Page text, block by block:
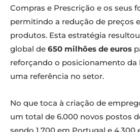
Compras e Prescrição e os seus
permitindo a redução de preços
produtos. Esta estratégia
global de 650 milhões de euros
reforçando o posicionamento da
uma referência no setor.
No que toca à criação de
um total de 6.000 novos postos